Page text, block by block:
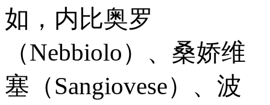
如，内比奥罗
（Nebbiolo）、桑娇维
塞（Sangiovese）、波